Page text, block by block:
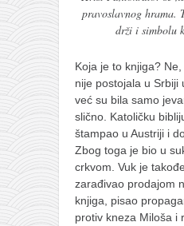
pravoslavnog hrama.
drži i simbolu
Koja je to knjiga?
nije postojala u Srbiji
već su bila samo
slično. Katoličku
štampao u Austriji i
Zbog toga je bio u
crkvom. Vuk je
zarađivao prodajom
knjiga, pisao
protiv kneza Miloša i